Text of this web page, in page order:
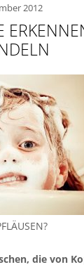
2012
die von